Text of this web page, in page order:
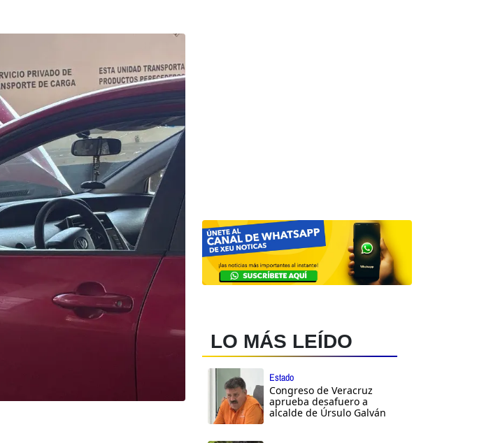
LO MÁS LEÍDO
Estado
Congreso de Veracruz
aprueba desafuero a
alcalde de Úrsulo Galván